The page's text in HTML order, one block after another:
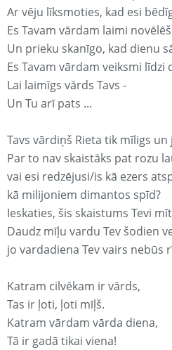
Ar vēju līksmoties, kad esi
Es Tavam vārdam laimi
Un prieku skanīgo, kad dienu
Es Tavam vārdam veiksmi līdzi
Lai laimīgs vārds Tavs -
Un Tu arī pats ...
Tavs vārdiņš Rieta tik mīligs un
Par to nav skaistāks pat rozu
vai esi redzējusi/is kā ezers
kā milijoniem dimantos spīd?
Ieskaties, šis skaistums Tevi
Daudz mīļu vardu Tev šodien
jo vardadiena Tev vairs nebūs
Katram cilvēkam ir vārds,
Tas ir ļoti, ļoti mīļš.
Katram vārdam vārda diena,
Tā ir gadā tikai viena!